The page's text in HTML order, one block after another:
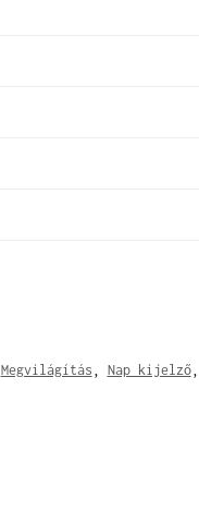
Megvilágítás , Nap kijelző,